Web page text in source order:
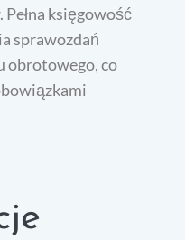
księgowość
sprawozdań
obrotowego, co